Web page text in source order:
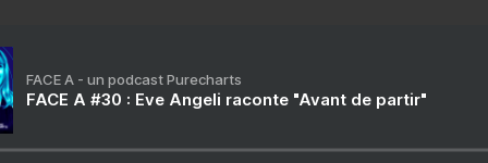
FACE A - un podcast Purecharts
FACE A #30 : Eve Angeli raconte "Avant de partir"